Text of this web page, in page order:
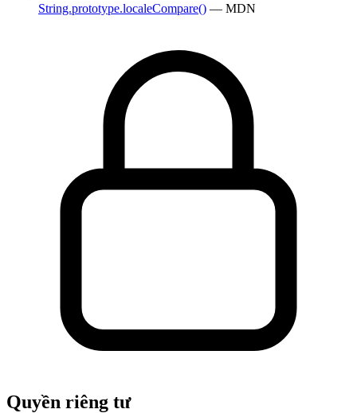
String.prototype.localeCompare() — MDN
Quyền riêng tư